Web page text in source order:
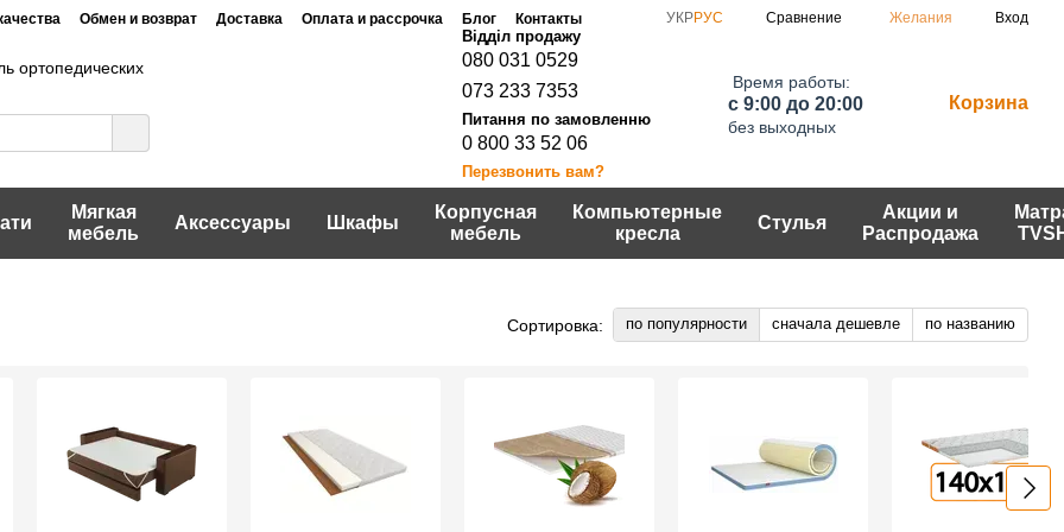
Обмен и возврат Доставка Оплата и рассрочка Блог
Контакты
Договор публичной оферты
УКРРУС Сравнение Желания Вход
ортопедических
080 031 0529
073 233 7353
0 800 33 52 06
Перезвонить вам?
Время работы:
c 9:00 до 20:00
без выходных
Корзина
Мягкая
мебель
Аксессуары Шкафы
Корпусная
мебель
Компьютерные
кресла
Стулья
Акции и
Распродажа
Сортировка: по популярности сначала дешевле по названию